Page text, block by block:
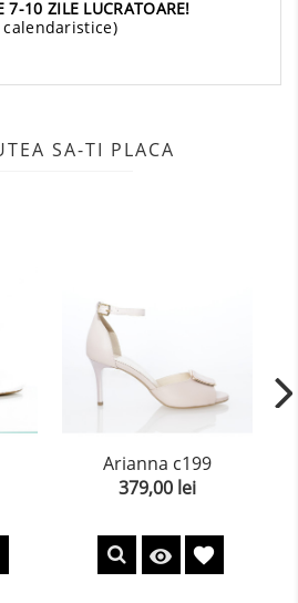
7-10 ZILE LUCRATOARE!
SA-TI PLACA
Arianna c199
Pret
379,00 lei
 favorite